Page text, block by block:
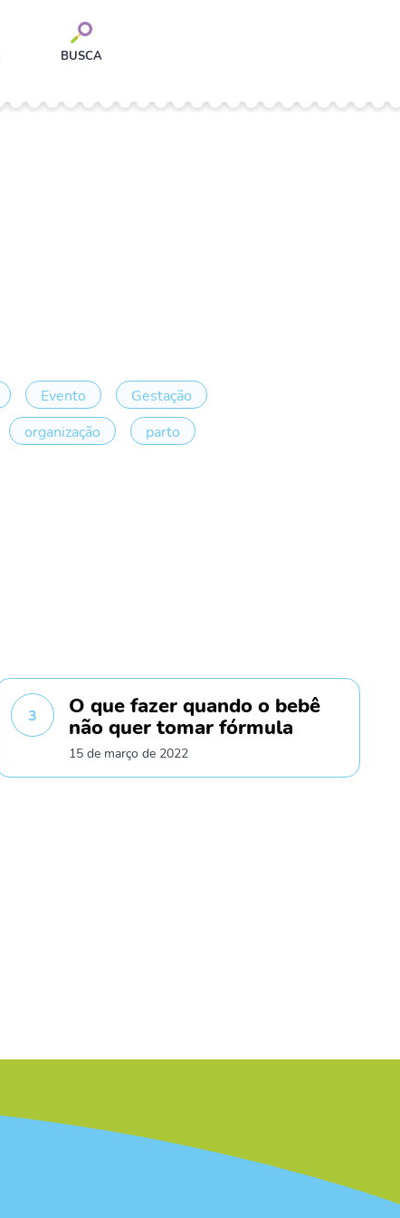
BUSCA
Evento
Gestação
organização
parto
3
O que fazer quando o bebê
não quer tomar fórmula
15 de março de 2022